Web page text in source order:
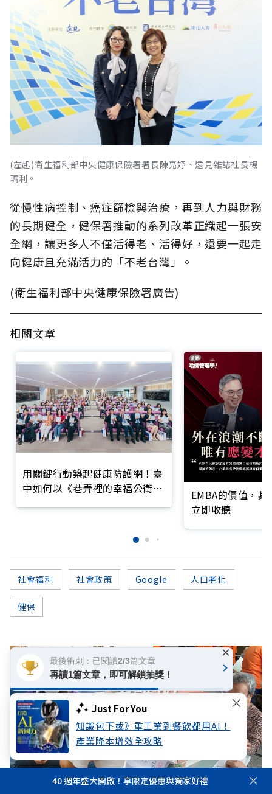
Just For You
知識包下載》重工業到餐飲都用AI！
產業降本增效全攻略
(左起)衛生福利部中央健康保險署署長陳亮妤、遠見雜誌社長楊
瑪利。
從慢性病控制、癌症篩檢與治療，再到人力與財務
的長期健全，健保署推動的系列改革正織起一張安
全網，讓更多人不僅活得老、活得好，還要一起走
向健康且充滿活力的「不老台灣」。
(衛生福利部中央健康保險署廣告)
相關文章
用關鍵行動築起健康防護網！臺
中如何以《巷弄裡的幸福公衛》
EMBA的價值，
立即收聽
社會福利 社會政策 Google 人口老化
健保
40 週年盛大開啟！享限定優惠與獨家好禮
最後衝刺：已閱讀2/3篇文章
再讀1篇文章，即可解鎖抽獎！
×